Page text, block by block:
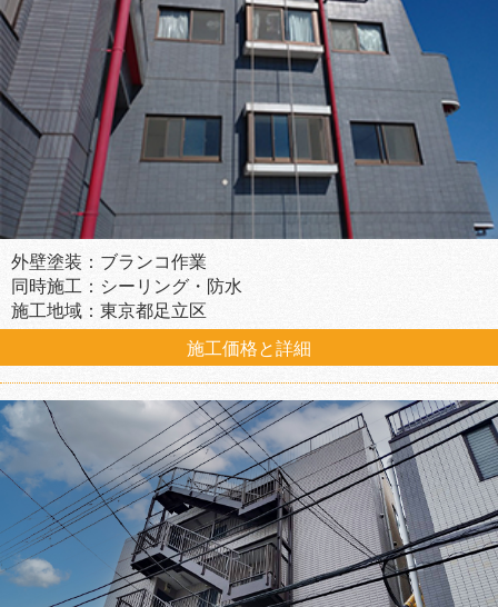
外壁塗装：ブランコ作業
同時施工：シーリング・防水
施工地域：東京都足立区
施工価格と詳細